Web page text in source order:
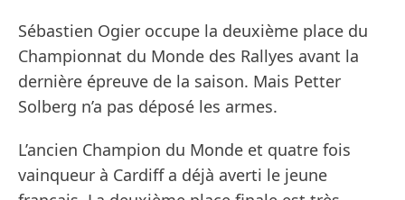
Sébastien Ogier occupe la deuxième place du
Championnat du Monde des Rallyes avant la
dernière épreuve de la saison. Mais Petter
Solberg n’a pas déposé les armes.
L’ancien Champion du Monde et quatre fois
vainqueur à Cardiff a déjà averti le jeune